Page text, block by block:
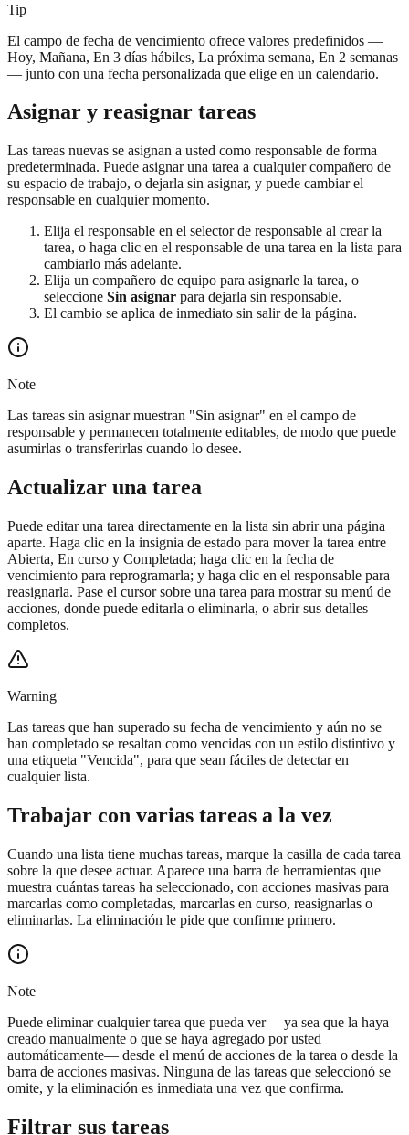
Tip
El campo de fecha de vencimiento ofrece valores predefinidos —
Hoy, Mañana, En 3 días hábiles, La próxima semana, En 2 semanas
— junto con una fecha personalizada que elige en un calendario.
Asignar y reasignar tareas
Las tareas nuevas se asignan a usted como responsable de forma
predeterminada. Puede asignar una tarea a cualquier compañero de
su espacio de trabajo, o dejarla sin asignar, y puede cambiar el
responsable en cualquier momento.
Elija el responsable en el selector de responsable al crear la
tarea, o haga clic en el responsable de una tarea en la lista para
cambiarlo más adelante.
Elija un compañero de equipo para asignarle la tarea, o
seleccione Sin asignar para dejarla sin responsable.
El cambio se aplica de inmediato sin salir de la página.
Note
Las tareas sin asignar muestran "Sin asignar" en el campo de
responsable y permanecen totalmente editables, de modo que puede
asumirlas o transferirlas cuando lo desee.
Actualizar una tarea
Puede editar una tarea directamente en la lista sin abrir una página
aparte. Haga clic en la insignia de estado para mover la tarea entre
Abierta, En curso y Completada; haga clic en la fecha de
vencimiento para reprogramarla; y haga clic en el responsable para
reasignarla. Pase el cursor sobre una tarea para mostrar su menú de
acciones, donde puede editarla o eliminarla, o abrir sus detalles
completos.
Warning
Las tareas que han superado su fecha de vencimiento y aún no se
han completado se resaltan como vencidas con un estilo distintivo y
una etiqueta "Vencida", para que sean fáciles de detectar en
cualquier lista.
Trabajar con varias tareas a la vez
Cuando una lista tiene muchas tareas, marque la casilla de cada tarea
sobre la que desee actuar. Aparece una barra de herramientas que
muestra cuántas tareas ha seleccionado, con acciones masivas para
marcarlas como completadas, marcarlas en curso, reasignarlas o
eliminarlas. La eliminación le pide que confirme primero.
Note
Puede eliminar cualquier tarea que pueda ver —ya sea que la haya
creado manualmente o que se haya agregado por usted
automáticamente— desde el menú de acciones de la tarea o desde la
barra de acciones masivas. Ninguna de las tareas que seleccionó se
omite, y la eliminación es inmediata una vez que confirma.
Filtrar sus tareas